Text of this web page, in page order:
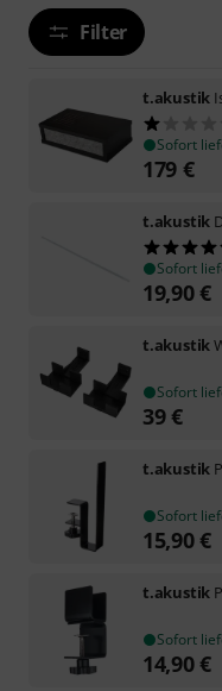
Filter
t.akustik
Sofort
179 €
t.akustik
Sofort
19,90€
t.akustik
Sofort
39€
t.akustik
Sofort
15,90€
t.akustik
Sofort
14,90€